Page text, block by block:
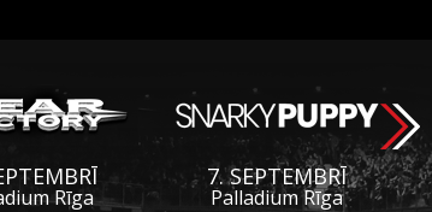
Rīga
7. SEPTEMBRĪ
Palladium Rīga